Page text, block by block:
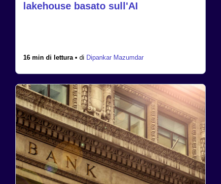
lakehouse basato sull'AI
16 min di lettura • di Dipankar Mazumdar